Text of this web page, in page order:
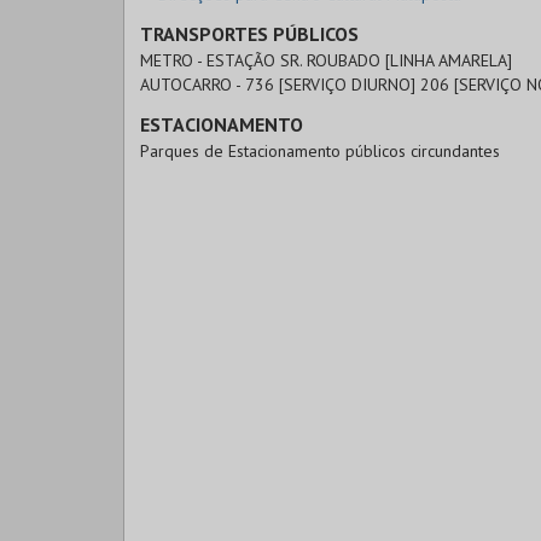
TRANSPORTES PÚBLICOS
METRO - ESTAÇÃO SR. ROUBADO [LINHA AMARELA]
AUTOCARRO - 736 [SERVIÇO DIURNO] 206 [SERVIÇO
ESTACIONAMENTO
Parques de Estacionamento públicos circundantes